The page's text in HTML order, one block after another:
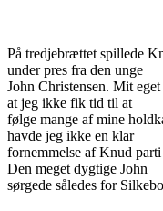
På tredjebrættet spillede
under pres fra den unge
John Christensen. Mit
at jeg ikke fik tid til at
følge mange af mine
havde jeg ikke en klar
fornemmelse af Knud
Den meget dygtige John
sørgede således for